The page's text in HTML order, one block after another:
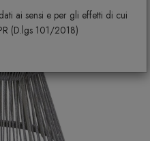
ai sensi e per gli effetti di cui
(D.lgs 101/2018)